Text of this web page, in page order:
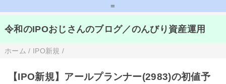
=
令和のIPOおじさんのブログ／のんびり資産運用
ホーム / IPO新規 /
【IPO新規】アールプランナー(2983)の初値予